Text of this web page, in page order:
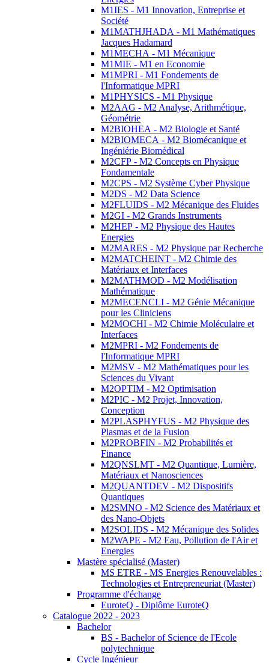
M1IES - M1 Innovation, Entreprise et
Société
M1MATHJHADA - M1 Mathématiques
Jacques Hadamard
M1MECHA - M1 Mécanique
M1MIE - M1 en Economie
M1MPRI - M1 Fondements de
l'Informatique MPRI
M1PHYSICS - M1 Physique
M2AAG - M2 Analyse, Arithmétique,
Géométrie
M2BIOHEA - M2 Biologie et Santé
M2BIOMECA - M2 Biomécanique et
Ingéniérie Biomédical
M2CFP - M2 Concepts en Physique
Fondamentale
M2CPS - M2 Système Cyber Physique
M2DS - M2 Data Science
M2FLUIDS - M2 Mécanique des Fluides
M2GI - M2 Grands Instruments
M2HEP - M2 Physique des Hautes
Energies
M2MARES - M2 Physique par Recherche
M2MATCHEINT - M2 Chimie des
Matériaux et Interfaces
M2MATHMOD - M2 Modélisation
Mathématique
M2MECENCLI - M2 Génie Mécanique
pour les Cliniciens
M2MOCHI - M2 Chimie Moléculaire et
Interfaces
M2MPRI - M2 Fondements de
l'Informatique MPRI
M2MSV - M2 Mathématiques pour les
Sciences du Vivant
M2OPTIM - M2 Optimisation
M2PIC - M2 Projet, Innovation,
Conception
M2PLASPHYFUS - M2 Physique des
Plasmas et de la Fusion
M2PROBFIN - M2 Probabilités et
Finance
M2QNSLMT - M2 Quantique, Lumière,
Matériaux et Nanosciences
M2QUANTDEV - M2 Dispositifs
Quantiques
M2SMNO - M2 Science des Matériaux et
des Nano-Objets
M2SOLIDS - M2 Mécanique des Solides
M2WAPE - M2 Eau, Pollution de l'Air et
Energies
Mastère spécialisé (Master)
MS ETRE - MS Energies Renouvelables :
Technologies et Entrepreneuriat (Master)
Programme d'échange
EuroteQ - Diplôme EuroteQ
Catalogue 2022 - 2023
Bachelor
BS - Bachelor of Science de l'Ecole
polytechnique
Cycle Ingénieur